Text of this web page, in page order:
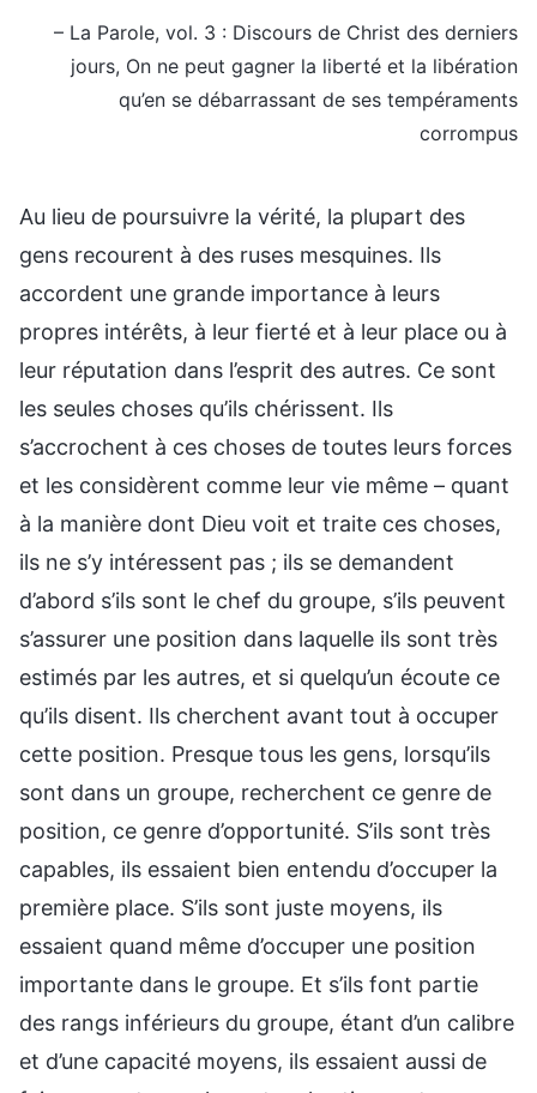
– La Parole, vol. 3 : Discours de Christ des derniers
jours, On ne peut gagner la liberté et la libération
qu’en se débarrassant de ses tempéraments
corrompus
Au lieu de poursuivre la vérité, la plupart des
gens recourent à des ruses mesquines. Ils
accordent une grande importance à leurs
propres intérêts, à leur fierté et à leur place ou à
leur réputation dans l’esprit des autres. Ce sont
les seules choses qu’ils chérissent. Ils
s’accrochent à ces choses de toutes leurs forces
et les considèrent comme leur vie même – quant
à la manière dont Dieu voit et traite ces choses,
ils ne s’y intéressent pas ; ils se demandent
d’abord s’ils sont le chef du groupe, s’ils peuvent
s’assurer une position dans laquelle ils sont très
estimés par les autres, et si quelqu’un écoute ce
qu’ils disent. Ils cherchent avant tout à occuper
cette position. Presque tous les gens, lorsqu’ils
sont dans un groupe, recherchent ce genre de
position, ce genre d’opportunité. S’ils sont très
capables, ils essaient bien entendu d’occuper la
première place. S’ils sont juste moyens, ils
essaient quand même d’occuper une position
importante dans le groupe. Et s’ils font partie
des rangs inférieurs du groupe, étant d’un calibre
et d’une capacité moyens, ils essaient aussi de